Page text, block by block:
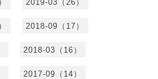
2019-03（26）
2018-09（17）
2018-03（16）
2017-09（14）